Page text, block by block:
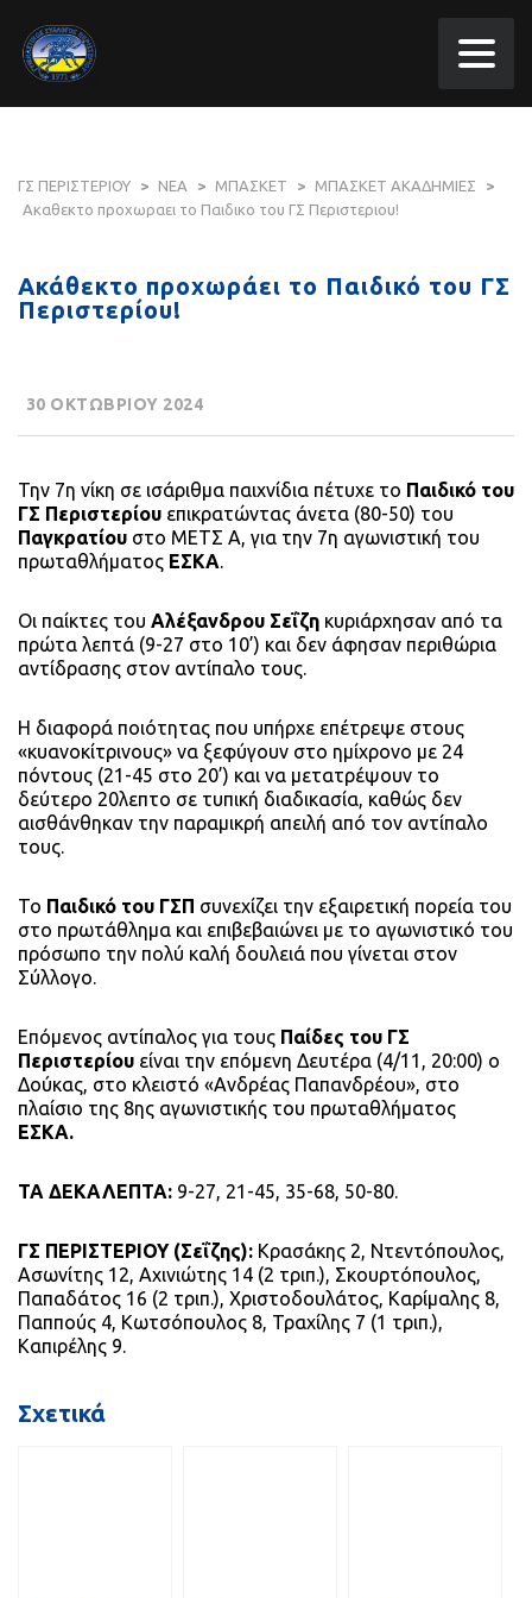
ΓΣ ΠΕΡΙΣΤΕΡΙΟΥ > ΝΕΑ > ΜΠΑΣΚΕΤ > ΜΠΑΣΚΕΤ ΑΚΑΔΗΜΙΕΣ
>
Ακαθεκτο προχωραει το Παιδικο του ΓΣ Περιστεριου!
Ακάθεκτο προχωράει το Παιδικό του ΓΣ
Περιστερίου!
30 ΟΚΤΩΒΡΙΟΥ 2024
Την 7η νίκη σε ισάριθμα παιχνίδια πέτυχε το Παιδικό του
ΓΣ Περιστερίου επικρατώντας άνετα (80-50) του
Παγκρατίου στο ΜΕΤΣ Α, για την 7η αγωνιστική του
πρωταθλήματος ΕΣΚΑ.
Οι παίκτες του Αλέξανδρου Σεΐζη κυριάρχησαν από τα
πρώτα λεπτά (9-27 στο 10’) και δεν άφησαν περιθώρια
αντίδρασης στον αντίπαλο τους.
Η διαφορά ποιότητας που υπήρχε επέτρεψε στους
«κυανοκίτρινους» να ξεφύγουν στο ημίχρονο με 24
πόντους (21-45 στο 20’) και να μετατρέψουν το
δεύτερο 20λεπτο σε τυπική διαδικασία, καθώς δεν
αισθάνθηκαν την παραμικρή απειλή από τον αντίπαλο
τους.
Το Παιδικό του ΓΣΠ συνεχίζει την εξαιρετική πορεία του
στο πρωτάθλημα και επιβεβαιώνει με το αγωνιστικό του
πρόσωπο την πολύ καλή δουλειά που γίνεται στον
Σύλλογο.
Επόμενος αντίπαλος για τους Παίδες του ΓΣ
Περιστερίου είναι την επόμενη Δευτέρα (4/11, 20:00) ο
Δούκας, στο κλειστό «Ανδρέας Παπανδρέου», στο
πλαίσιο της 8ης αγωνιστικής του πρωταθλήματος
ΕΣΚΑ.
ΤΑ ΔΕΚΑΛΕΠΤΑ: 9-27, 21-45, 35-68, 50-80.
ΓΣ ΠΕΡΙΣΤΕΡΙΟΥ (Σεΐζης): Κρασάκης 2, Ντεντόπουλος,
Ασωνίτης 12, Αχινιώτης 14 (2 τριπ.), Σκουρτόπουλος,
Παπαδάτος 16 (2 τριπ.), Χριστοδουλάτος, Καρίμαλης 8,
Παππούς 4, Κωτσόπουλος 8, Τραχίλης 7 (1 τριπ.),
Καπιρέλης 9.
Σχετικά